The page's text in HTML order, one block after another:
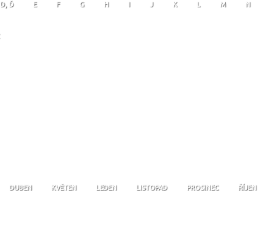
D, Ď E F G H I J K L M N
DUBEN KVĚTEN LEDEN LISTOPAD PROSINEC ŘÍJEN